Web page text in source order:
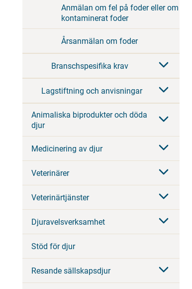
Anmälan om fel på foder eller om
kontaminerat foder
Årsanmälan om foder
Branschspesifika krav
Lagstiftning och anvisningar
Animaliska biprodukter och döda
djur
Medicinering av djur
Veterinärer
Veterinärtjänster
Djuravelsverksamhet
Stöd för djur
Resande sällskapsdjur